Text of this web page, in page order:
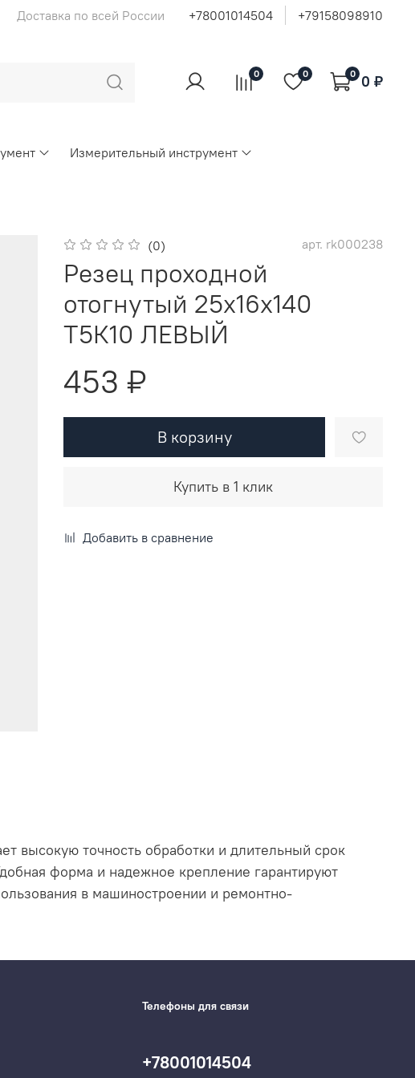
Доставка по всей России +78001014504 +79158098910
0 0 0 0 ₽
Измерительный инструмент
(0) арт. rk000238
Резец проходной
отогнутый 25х16х140
Т5К10 ЛЕВЫЙ
453 ₽
В корзину
Купить в 1 клик
Добавить в сравнение
высокую точность обработки и длительный срок
форма и надежное крепление гарантируют
в машиностроении и ремонтно-
Телефоны для связи
+78001014504